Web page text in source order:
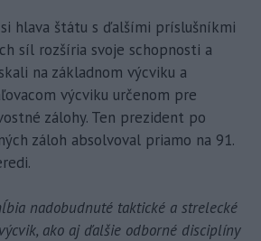
hlava štátu s ďalšími príslušníkmi
síl rozšíria svoje schopnosti a
na základnom výcviku a
výcviku určenom pre
zálohy. Ten prezident po
záloh absolvoval priamo na 91.
nadobudnuté taktické a strelecké
ako aj ďalšie odborné disciplíny